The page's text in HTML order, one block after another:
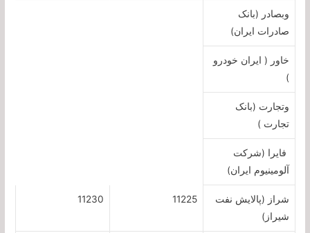
وبصادر (بانک
صادرات ایران)
خاور ( ایران خودرو
)
وتجارت (بانک
تجارت )
فایرا (شرکت
آلومینیوم ایران)
شراز (پالایش نفت
شیراز)
11225
11230